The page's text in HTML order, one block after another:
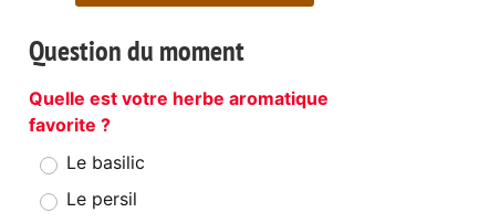
Question du moment
Quelle est votre herbe aromatique
favorite ?
Le basilic
Le persil